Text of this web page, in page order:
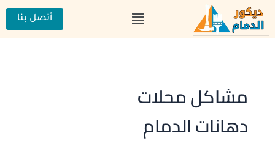
تخطي
المحتوى
القائمة أتصل بنا
مشاكل محلات
دهانات الدمام